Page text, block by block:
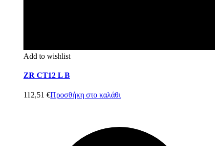
Add to wishlist
ZR CT12 L B
112,51 €Προσθήκη στο καλάθι